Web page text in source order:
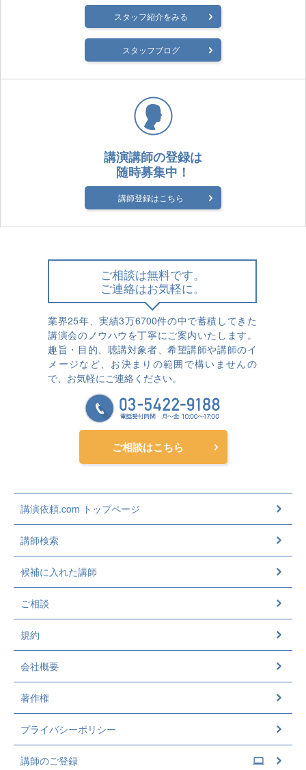
スタッフ紹介をみる
スタッフブログ
講演講師の登録は
随時募集中！
講師登録はこちら
ご相談は無料です。
ご連絡はお気軽に。
業界25年、実績3万6700件の中で蓄積してきた
講演会のノウハウを丁寧にご案内いたします。
趣旨・目的、聴講対象者、希望講師や講師のイ
メージなど、お決まりの範囲で構いませんの
で、お気軽にご連絡ください。
ご相談はこちら
講演依頼.com トップページ
講師検索
候補に入れた講師
ご相談
規約
会社概要
著作権
プライバシーポリシー
講師のご登録